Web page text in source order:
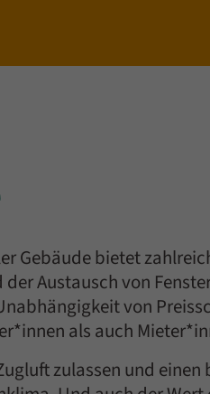
Gebäude bietet
Austausch von
von
als auch
zulassen und einen